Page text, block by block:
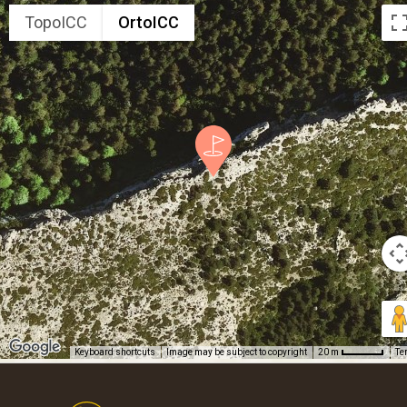
TopoICC OrtoICC
Keyboard shortcuts Image may be subject to copyright 20 m